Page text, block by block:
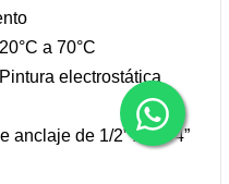
a 70°C
electrostática
anclaje de 1/2” x 4 1/4”